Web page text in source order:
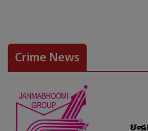
Crime News